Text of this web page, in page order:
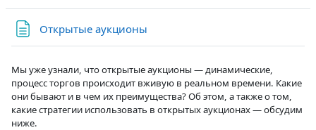
Открытые аукционы
Мы уже узнали, что открытые аукционы — динамические,
процесс торгов происходит вживую в реальном времени. Какие
они бывают и в чем их преимущества? Об этом, а также о том,
какие стратегии использовать в открытых аукционах — обсудим
ниже.